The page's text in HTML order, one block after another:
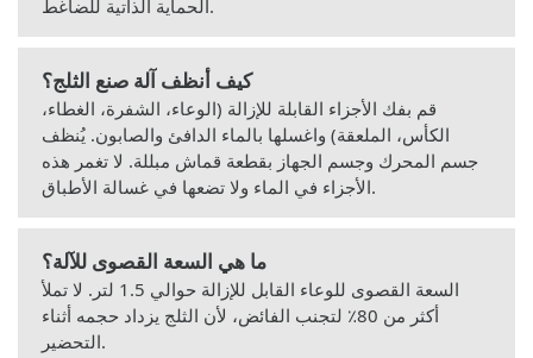
الحماية الذاتية للضاغط.
كيف أنظف آلة صنع الثلج؟
قم بفك الأجزاء القابلة للإزالة (الوعاء، الشفرة، الغطاء،
الكأس، الملعقة) واغسلها بالماء الدافئ والصابون. يُنظف
جسم المحرك وجسم الجهاز بقطعة قماش مبللة. لا تغمر هذه
الأجزاء في الماء ولا تضعها في غسالة الأطباق.
ما هي السعة القصوى للآلة؟
السعة القصوى للوعاء القابل للإزالة حوالي 1.5 لتر. لا تملأ
أكثر من 80٪ لتجنب الفائض، لأن الثلج يزداد حجمه أثناء
التحضير.